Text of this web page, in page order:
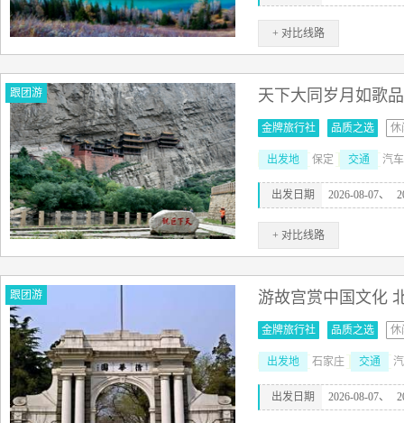
+ 对比线路
跟团游 天下大同岁月如歌
金牌旅行社 品质之选 休
出发地 保定 交通 汽
出发日期 2026-08-07、
+ 对比线路
跟团游 游故宫赏中国文化
金牌旅行社 品质之选 休
出发地 石家庄 交通
出发日期 2026-08-07、